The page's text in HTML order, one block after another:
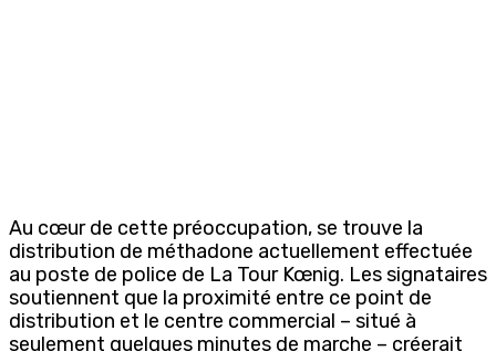
Au cœur de cette préoccupation, se trouve la
distribution de méthadone actuellement effectuée
au poste de police de La Tour Kœnig. Les signataires
soutiennent que la proximité entre ce point de
distribution et le centre commercial – situé à
seulement quelques minutes de marche – créerait